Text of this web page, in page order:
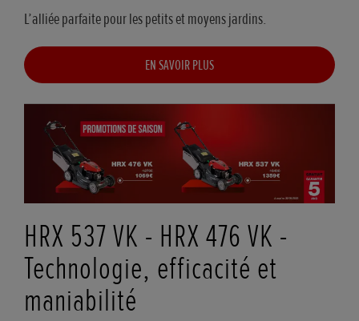
L’alliée parfaite pour les petits et moyens jardins.
EN SAVOIR PLUS
HRX 537 VK - HRX 476 VK -
Technologie, efficacité et
maniabilité